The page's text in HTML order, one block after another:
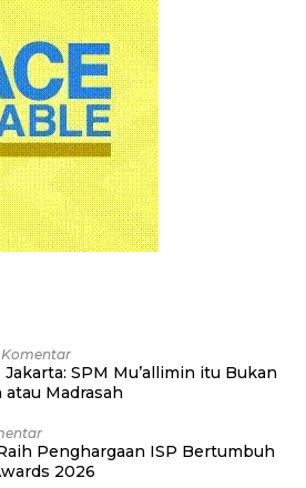
SPM Mu’allimin itu Bukan
Madrasah
Penghargaan ISP Bertumbuh
2026